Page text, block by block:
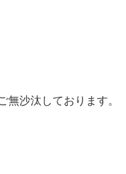
無沙汰しております。